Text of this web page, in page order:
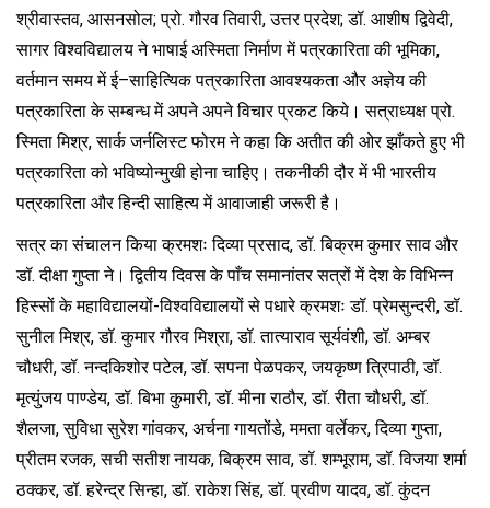
श्रीवास्तव, आसनसोल; प्रो. गौरव तिवारी, उत्तर प्रदेश; डॉ. आशीष द्विवेदी,
सागर विश्वविद्यालय ने भाषाई अस्मिता निर्माण में पत्रकारिता की भूमिका,
वर्तमान समय में ई–साहित्यिक पत्रकारिता आवश्यकता और अज्ञेय की
पत्रकारिता के सम्बन्ध में अपने अपने विचार प्रकट किये। सत्राध्यक्ष प्रो.
स्मिता मिश्र, सार्क जर्नलिस्ट फोरम ने कहा कि अतीत की ओर झाँकते हुए भी
पत्रकारिता को भविष्योन्मुखी होना चाहिए। तकनीकी दौर में भी भारतीय
पत्रकारिता और हिन्दी साहित्य में आवाजाही जरूरी है।
सत्र का संचालन किया क्रमशः दिव्या प्रसाद, डॉ. बिक्रम कुमार साव और
डॉ. दीक्षा गुप्ता ने। द्वितीय दिवस के पाँच समानांतर सत्रों में देश के विभिन्न
हिस्सों के महाविद्यालयों-विश्वविद्यालयों से पधारे क्रमशः डॉ. प्रेमसुन्दरी, डॉ.
सुनील मिश्र, डॉ. कुमार गौरव मिश्रा, डॉ. तात्याराव सूर्यवंशी, डॉ. अम्बर
चौधरी, डॉ. नन्दकिशोर पटेल, डॉ. सपना पेळपकर, जयकृष्ण त्रिपाठी, डॉ.
मृत्युंजय पाण्डेय, डॉ. बिभा कुमारी, डॉ. मीना राठौर, डॉ. रीता चौधरी, डॉ.
शैलजा, सुविधा सुरेश गांवकर, अर्चना गायतोंडे, ममता वर्लेकर, दिव्या गुप्ता,
प्रीतम रजक, सची सतीश नायक, बिक्रम साव, डॉ. शम्भूराम, डॉ. विजया शर्मा
ठक्कर, डॉ. हरेन्द्र सिन्हा, डॉ. राकेश सिंह, डॉ. प्रवीण यादव, डॉ. कुंदन